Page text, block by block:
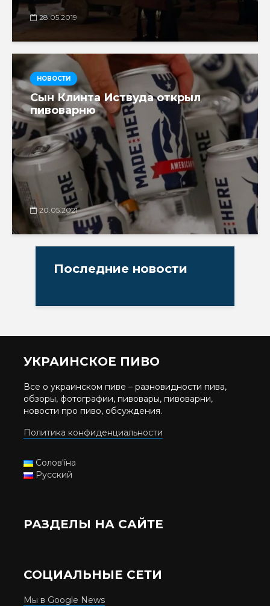
28.05.2019
НОВОСТИ
Сын Клинта Иствуда открыл
пивоварню
20.05.2021
Последние новости
УКРАИНСКОЕ ПИВО
Все о украинском пиве – разновидности пива,
обзоры, фотографии, пивовары, пивоварни,
новости про пиво, обсуждения.
Политика конфиденциальности
Солов'їна
Русский
РАЗДЕЛЫ НА САЙТЕ
СОЦИАЛЬНЫЕ СЕТИ
Мы в Google News